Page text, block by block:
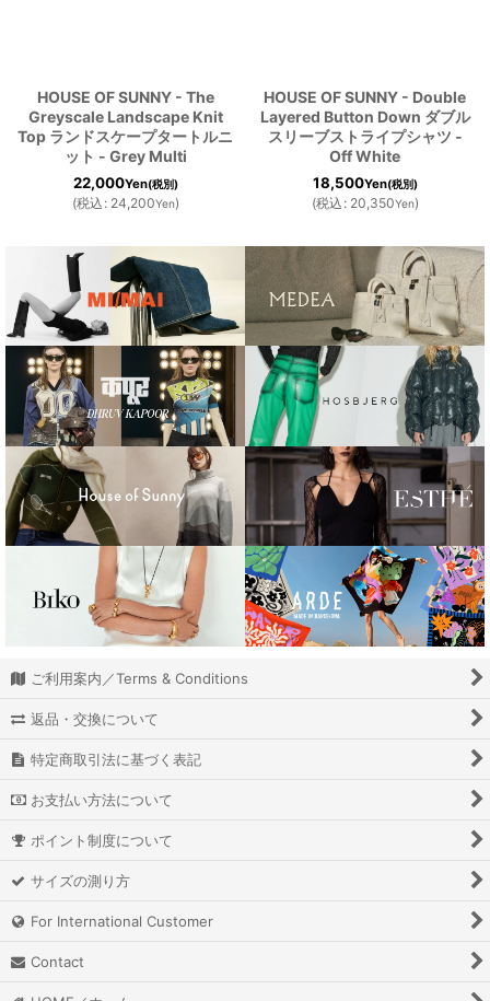
HOUSE OF SUNNY - The
Greyscale Landscape Knit
Top ランドスケープタートルニ
ット - Grey Multi
22,000Yen(税別)
(税込 : 24,200Yen)
HOUSE OF SUNNY - Double
Layered Button Down ダブル
スリーブストライプシャツ -
Off White
18,500Yen(税別)
(税込 : 20,350Yen)
ご利用案内／Terms & Conditions
返品・交換について
特定商取引法に基づく表記
お支払い方法について
ポイント制度について
サイズの測り方
For International Customer
Contact